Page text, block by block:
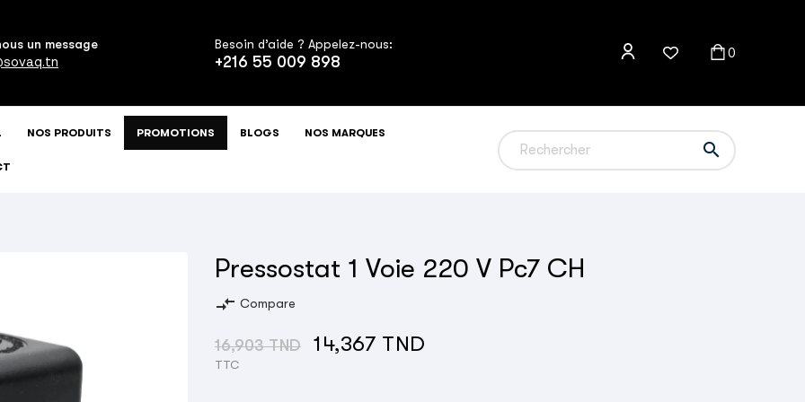
un message Besoin d’aide ? Appelez-nous:
+216 55 009 898
0
NOS PRODUITS PROMOTIONS BLOGS NOS MARQUES

Pressostat 1 Voie 220 V Pc7 CH
compare_arrows Compare
16,903 TND 14,367 TND
TTC